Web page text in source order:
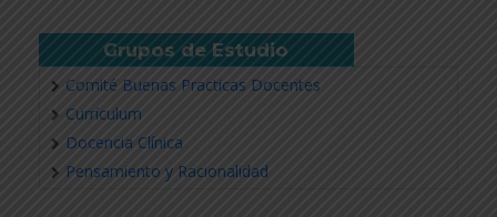
Grupos de Estudio
Comité Buenas Practicas Docentes
Currículum
Docencia Clínica
Pensamiento y Racionalidad